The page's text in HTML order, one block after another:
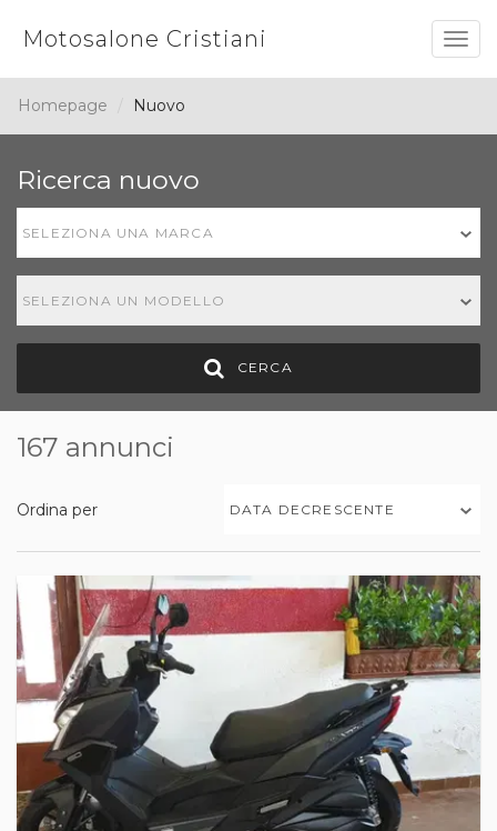
Motosalone Cristiani
Homepage Nuovo
Ricerca nuovo
SELEZIONA UNA MARCA
SELEZIONA UN MODELLO
CERCA
167 annunci
Ordina per DATA DECRESCENTE